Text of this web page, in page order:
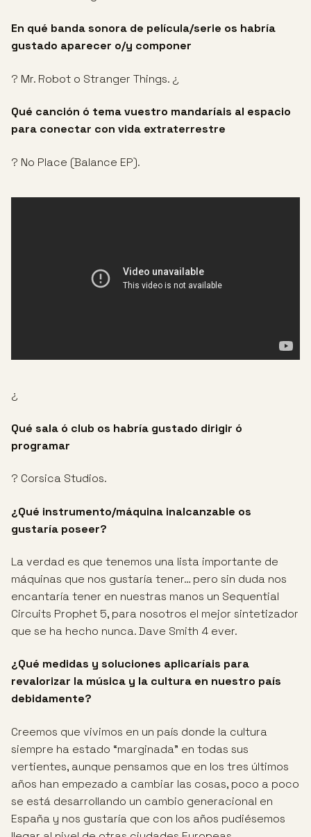
En qué banda sonora de película/serie os habría
gustado aparecer o/y componer
? Mr. Robot o Stranger Things. ¿
Qué canción ó tema vuestro mandaríais al espacio
para conectar con vida extraterrestre
? No Place (Balance EP).
¿
Qué sala ó club os habría gustado dirigir ó
programar
? Corsica Studios.
¿Qué instrumento/máquina inalcanzable os
gustaría poseer?
La verdad es que tenemos una lista importante de
máquinas que nos gustaría tener… pero sin duda nos
encantaría tener en nuestras manos un Sequential
Circuits Prophet 5, para nosotros el mejor sintetizador
que se ha hecho nunca. Dave Smith 4 ever.
¿Qué medidas y soluciones aplicaríais para
revalorizar la música y la cultura en nuestro país
debidamente?
Creemos que vivimos en un país donde la cultura
siempre ha estado “marginada” en todas sus
vertientes, aunque pensamos que en los tres últimos
años han empezado a cambiar las cosas, poco a poco
se está desarrollando un cambio generacional en
España y nos gustaría que con los años pudiésemos